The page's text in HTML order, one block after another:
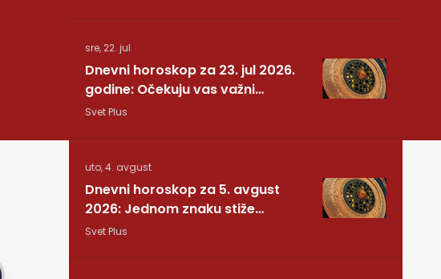
sre, 22. jul
Dnevni horoskop za 23. jul 2026.
godine: Očekuju vas važni
preokreti!
Svet Plus
uto, 4. avgust
Dnevni horoskop za 5. avgust
2026: Jednom znaku stiže
potvrda koju je dugo čekao
Svet Plus